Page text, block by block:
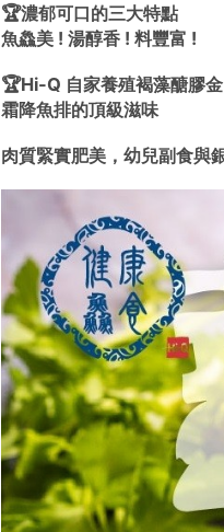
🏆濃郁可口的三大特點
魚鱻美 ! 湯醇香 ! 料豐富 !
🏆Hi-Q 自家養殖褐藻醣膠
霜降魚排的頂級滋味
肉質緊實肥美，幼兒副食與